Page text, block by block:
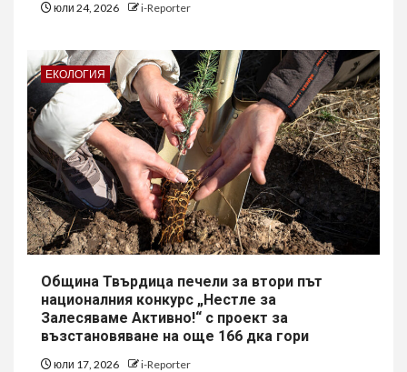
юли 24, 2026 i-Reporter
ЕКОЛОГИЯ
Община Твърдица печели за втори път
националния конкурс „Нестле за
Залесяваме Активно!“ с проект за
възстановяване на още 166 дка гори
юли 17, 2026 i-Reporter